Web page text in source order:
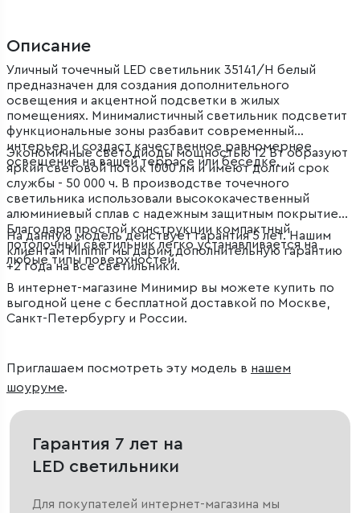
Описание
Уличный точечный LED светильник 35141/H белый
предназначен для создания дополнительного
освещения и акцентной подсветки в жилых
помещениях. Минималистичный светильник подсветит
функциональные зоны разбавит современный
интерьер и создаст качественное равномерное
освещение на вашей террасе или беседке.
Экономичные светодиоды мощностью 12 Вт образуют
яркий световой поток 1000 лм и имеют долгий срок
службы - 50 000 ч. В производстве точечного
светильника использовали высококачественный
алюминиевый сплав с надежным защитным покрытием.
Благодаря простой конструкции компактный
потолочный светильник легко устанавливается на
любые типы поверхностей.
На данную модель действует гарантия 5 лет. Нашим
клиентам Minimir мы дарим дополнительную гарантию
+2 года на все светильники.
В интернет-магазине Минимир вы можете купить по
выгодной цене с бесплатной доставкой по Москве,
Санкт-Петербургу и России.
Приглашаем посмотреть эту модель в нашем
шоуруме.
Гарантия 7 лет на
LED светильники
Для покупателей интернет-магазина мы